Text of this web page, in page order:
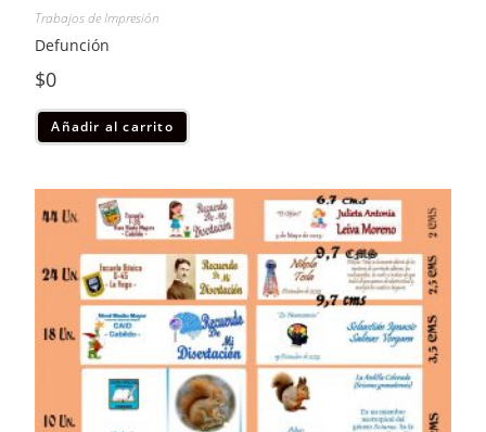
Trabajos de Impresión
Defunción
$0
Añadir al carrito